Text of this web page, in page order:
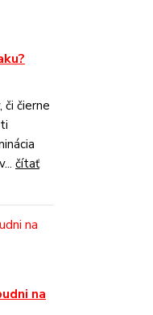
či čierne
čítať
na